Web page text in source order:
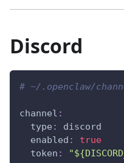
Discord
# ~/.openclaw/
channel :
type :
discord
enabled :
true
token :